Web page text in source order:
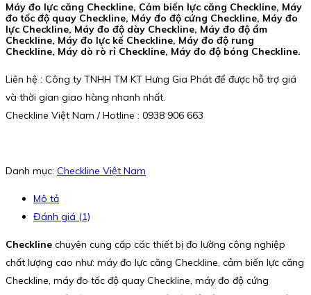
Máy đo lực căng Checkline, Cảm biến lực căng Checkline, Máy
đo tốc độ quay Checkline, Máy đo độ cứng Checkline, Máy đo
lực Checkline, Máy đo độ dày Checkline, Máy đo độ ẩm
Checkline, Máy đo lực kế Checkline, Máy đo độ rung
Checkline, Máy dò rò rỉ Checkline, Máy đo độ bóng Checkline.
Liên hệ : Công ty TNHH TM KT Hưng Gia Phát để được hỗ trợ giá
và thời gian giao hàng nhanh nhất.
Checkline Việt Nam / Hotline : 0938 906 663
Danh mục: Checkline Việt Nam
Mô tả
Đánh giá (1)
Checkline chuyên cung cấp các thiết bị đo lường công nghiệp
chất lượng cao như: máy đo lực căng Checkline, cảm biến lực căng
Checkline, máy đo tốc độ quay Checkline, máy đo độ cứng